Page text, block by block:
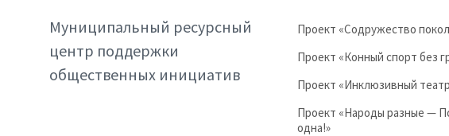
Муниципальный ресурсный
центр поддержки
общественных инициатив
Проект «Содружество
Проект «Конный спорт без
Проект «Инклюзивный
Проект «Народы разные —
одна!»